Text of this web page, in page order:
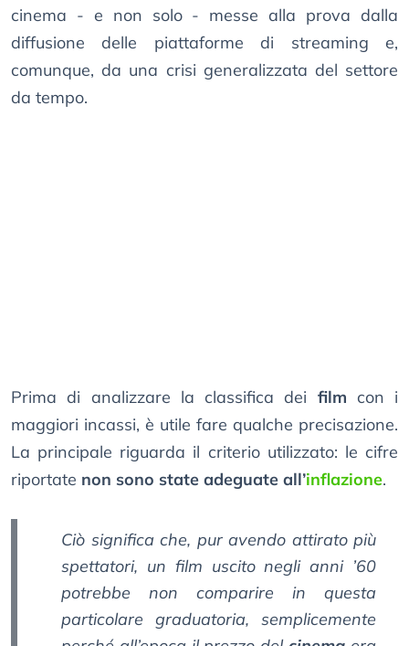
cinema - e non solo - messe alla prova dalla
diffusione delle piattaforme di streaming e,
comunque, da una crisi generalizzata del settore
da tempo.
Prima di analizzare la classifica dei film con i
maggiori incassi, è utile fare qualche precisazione.
La principale riguarda il criterio utilizzato: le cifre
riportate non sono state adeguate all’inflazione.
Ciò significa che, pur avendo attirato più
spettatori, un film uscito negli anni ’60
potrebbe non comparire in questa
particolare graduatoria, semplicemente